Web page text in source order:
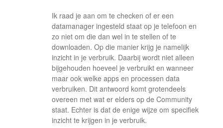
Ik raad je aan om te checken of er een
datamanager ingesteld staat op je telefoon en
zo niet om die dan wel in te stellen of te
downloaden. Op die manier krijg je namelijk
inzicht in je verbruik. Daarbij wordt niet alleen
bijgehouden hoeveel je verbruikt en wanneer
maar ook welke apps en processen data
verbruiken. Dit antwoord komt grotendeels
overeen met wat er elders op de Community
staat. Echter is dat de enige wijze om specifiek
inzicht te krijgen in je verbruik.